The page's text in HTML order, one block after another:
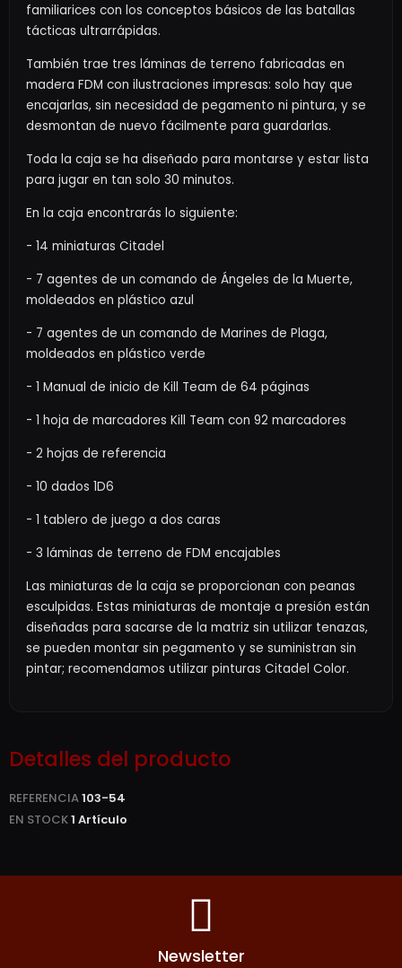
familiarices con los conceptos básicos de las batallas
tácticas ultrarrápidas.
También trae tres láminas de terreno fabricadas en
madera FDM con ilustraciones impresas: solo hay que
encajarlas, sin necesidad de pegamento ni pintura, y se
desmontan de nuevo fácilmente para guardarlas.
Toda la caja se ha diseñado para montarse y estar lista
para jugar en tan solo 30 minutos.
En la caja encontrarás lo siguiente:
- 14 miniaturas Citadel
- 7 agentes de un comando de Ángeles de la Muerte,
moldeados en plástico azul
- 7 agentes de un comando de Marines de Plaga,
moldeados en plástico verde
- 1 Manual de inicio de Kill Team de 64 páginas
- 1 hoja de marcadores Kill Team con 92 marcadores
- 2 hojas de referencia
- 10 dados 1D6
- 1 tablero de juego a dos caras
- 3 láminas de terreno de FDM encajables
Las miniaturas de la caja se proporcionan con peanas
esculpidas. Estas miniaturas de montaje a presión están
diseñadas para sacarse de la matriz sin utilizar tenazas,
se pueden montar sin pegamento y se suministran sin
pintar; recomendamos utilizar pinturas Citadel Color.
Detalles del producto
REFERENCIA103-54
EN STOCK1 Artículo
Newsletter